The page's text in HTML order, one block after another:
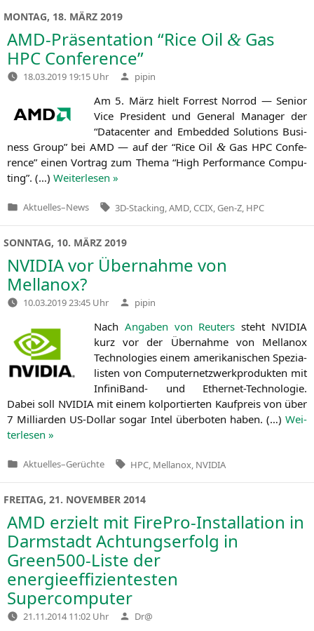
MONTAG, 18. MÄRZ 2019
AMD-Präsentation “Rice Oil & Gas
HPC Conference”
18.03.2019 19:15 Uhr Verfasst
von
pipin
Am 5. März hielt For­rest Nor­rod — Seni­or
Vice Pre­si­dent und Gene­ral Mana­ger der
“Dat­a­cen­ter and Embedded Solu­ti­ons Busi­
ness Group” bei AMD — auf der “Rice Oil &Gas HPCCon­fe­
rence” einen Vor­trag zum The­ma “High Per­for­mance Com­pu­
ting”. (…) Wei­ter­le­sen »
Veröffentlicht
Aktuelles–News Tags:
3D-Stacking AMD CCIX Gen-Z HPC
SONNTAG, 10. MÄRZ 2019
NVIDIAvor Übernahme von
Mellanox?
10.03.2019 23:45 Uhr Verfasst
von
pipin
Nach Anga­ben von Reu­ters steht NVIDIA
kurz vor der Über­nah­me von Mel­lan­ox
Tech­no­lo­gies einem ame­ri­ka­ni­schen Spe­zia­
lis­ten von Com­pu­ter­netz­werk­pro­duk­ten mit
Infi­ni­Band- und Ether­net-Tech­no­lo­gie.
Dabei soll NVIDIA mit einem kol­por­tier­ten Kauf­preis von über
7 Mil­li­ar­den US-Dol­lar sogar Intel über­bo­ten haben. (…) Wei­
ter­le­sen »
Veröffentlicht
Aktuelles–Gerüchte Tags:
HPC Mellanox NVIDIA
FREITAG, 21. NOVEMBER 2014
AMD erzielt mit FirePro-Installation in
Darmstadt Achtungserfolg in
Green500-Liste der
energieeffizientesten
Supercomputer
21.11.2014 11:02 Uhr Verfasst
von
Dr@